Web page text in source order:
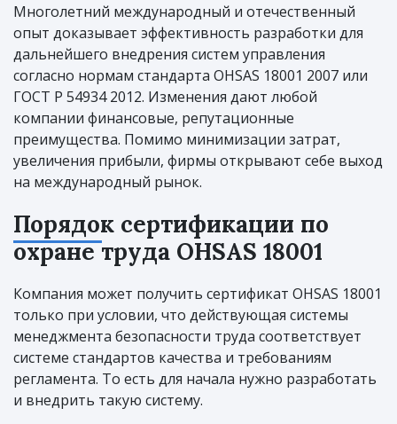
Многолетний международный и отечественный
опыт доказывает эффективность разработки для
дальнейшего внедрения систем управления
согласно нормам стандарта OHSAS 18001 2007 или
ГОСТ Р 54934 2012. Изменения дают любой
компании финансовые, репутационные
преимущества. Помимо минимизации затрат,
увеличения прибыли, фирмы открывают себе выход
на международный рынок.
Порядок сертификации по
охране труда OHSAS 18001
Компания может получить сертификат OHSAS 18001
только при условии, что действующая системы
менеджмента безопасности труда соответствует
системе стандартов качества и требованиям
регламента. То есть для начала нужно разработать
и внедрить такую систему.